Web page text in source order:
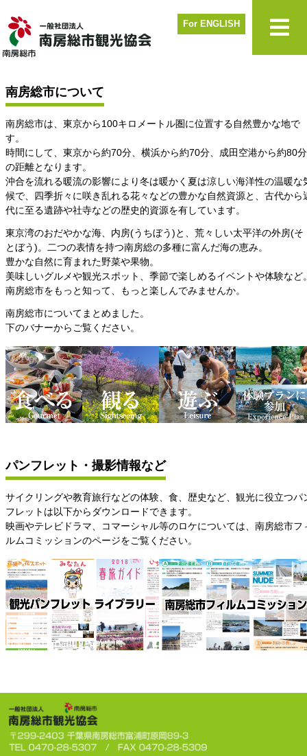
For ENGLISH
南房総市について
南房総市は、東京から100キロメートル圏に位置する自然豊かな地で
す。
時間にして、東京から約70分、横浜から約70分、成田空港から約80分
の距離となります。
沖合を流れる暖流の影響により冬は暖かく夏は涼しい海洋性の温暖な
候で、四季折々に咲き乱れる花々などの豊かな自然資源と、古代から
代に至る遺跡や社寺などの歴史的資源を有しています。
東京湾のおだやかな海、内房(うちぼう)と、荒々しい太平洋の外房(そ
とぼう)。二つの表情を持つ南房総の多種に富んだ海の恵み。
豊かな自然に育まれた野菜や果物。
美味しいグルメや観光スポット、季節で楽しめるイベントや体験など
南房総市をもっと知って、もっと楽しんでみませんか。
南房総市についてまとめました。
下のバナーからご覧ください。
パンフレット・撮影情報など
サイクリングや教育旅行などの体験、食、歴史など、観光に役立つパ
フレットは以下からダウンロードできます。
映画やテレビドラマ、コマーシャル等のロケについては、南房総市フ
ルムコミッションのページをご覧ください。